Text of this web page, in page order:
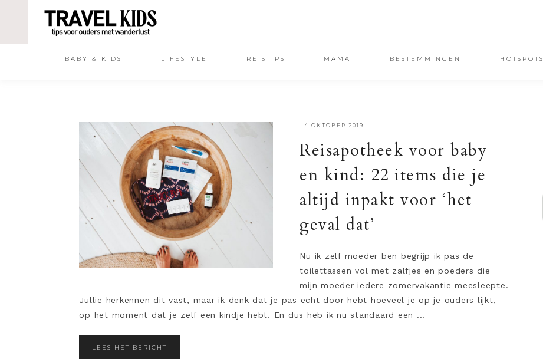
BABY & KIDS LIFESTYLE REISTIPS MAMA BESTEMMINGEN HOTSPOTS
4 OKTOBER 2019
Reisapotheek voor baby
en kind: 22 items die je
altijd inpakt voor ‘het
geval dat’
Nu ik zelf moeder ben begrijp ik pas de
toilettassen vol met zalfjes en poeders die
mijn moeder iedere zomervakantie meesleepte.
Jullie herkennen dit vast, maar ik denk dat je pas echt door hebt hoeveel je op je ouders lijkt,
op het moment dat je zelf een kindje hebt. En dus heb ik nu standaard een ...
LEES HET BERICHT